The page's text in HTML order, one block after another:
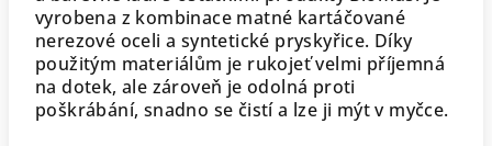
vyrobena z kombinace matné kartáčované
nerezové oceli a syntetické pryskyřice. Díky
použitým materiálům je rukojeť velmi příjemná
na dotek, ale zároveň je odolná proti
poškrábání, snadno se čistí a lze ji mýt v myčce.